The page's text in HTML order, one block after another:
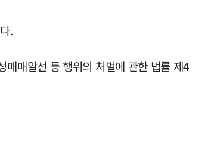
.
매매알선 등 행위의 처벌에 관한 법률 제4